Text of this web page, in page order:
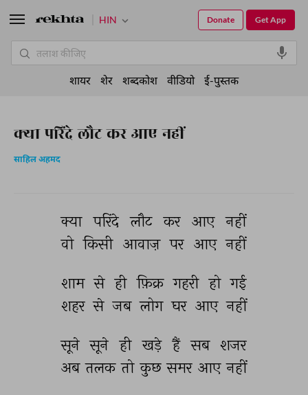
क्या परिंदे लौट कर आए नहीं
साहिल अहमद
क्या परिंदे लौट कर आए नहीं
वो किसी आवाज़ पर आए नहीं
शाम से ही फ़िक्र गहरी हो गई
शहर से जब लोग घर आए नहीं
सूने सूने ही खड़े हैं सब शजर
अब तलक तो कुछ समर आए नहीं
HIN Get App
Donate
शायर शेर शब्दकोश वीडियो ई-पुस्तक